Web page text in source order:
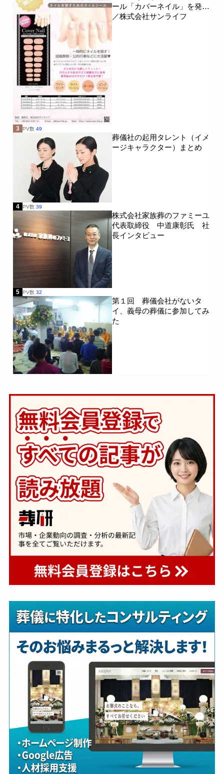
ール「カバーネイル」を発売
／株式会社サンライフ
3 PV数 49
葬儀社の起用タレント（イメ
ージキャラクター）まとめ
4 PV数 39
株式会社家族葬のファミーユ
代表取締役 中道康彰氏 社
長インタビュー
5 PV数 32
第１回 葬儀会社がないタ
イ、義母の葬儀に参加してみ
た